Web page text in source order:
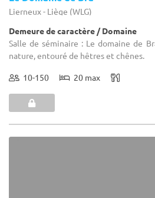
Lierneux - Liège (WLG)
Demeure de caractère / Domaine
Salle de séminaire : Le domaine de
nature, entouré de hêtres et chênes.
10-150 20 max